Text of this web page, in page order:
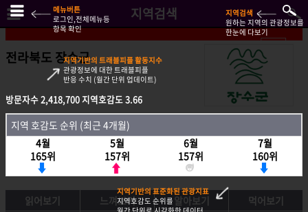
지역검색
전라북도 장수군
방문자수2,418,700지역호감도 3.66
지역호감도 순위 (최근 4개월)
4월
165위
5월
157위
6월
157위
7월
160위
읽어보기 느껴보기 알아보기
먹어보기
방문자수2,418,700지역호감도 3.66
지역 호감도 순위 (최근 4개월)
4월
165위
5월
157위
6월
157위
7월
160위
메뉴버튼
로그인,전체메뉴등
항목 확인
지역검색
원하는 지역의 관광정보를
한눈에 다보기
지역기반의 트래블피플 활동지수
관광정보에 대한 트래블피플
반응 수치 (월간 단위 업데이트)
지역기반의 표준화된 관광지표
지역호감도 순위를